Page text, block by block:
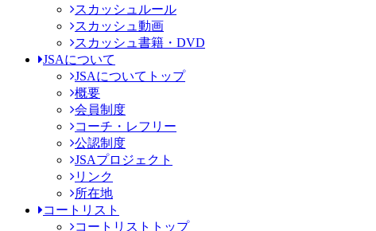
スカッシュルール
スカッシュ動画
スカッシュ書籍・DVD
JSAについて
JSAについてトップ
概要
会員制度
コーチ・レフリー
公認制度
JSAプロジェクト
リンク
所在地
コートリスト
コートリストトップ